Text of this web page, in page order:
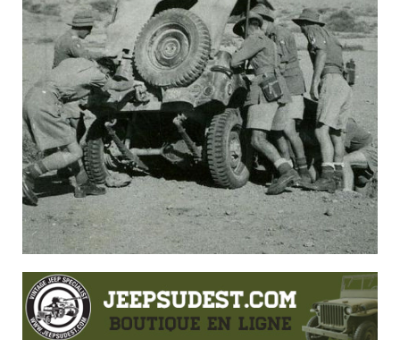
DOCUMENTATIONS FORUMS S’INSCRIRE
CONNEXION